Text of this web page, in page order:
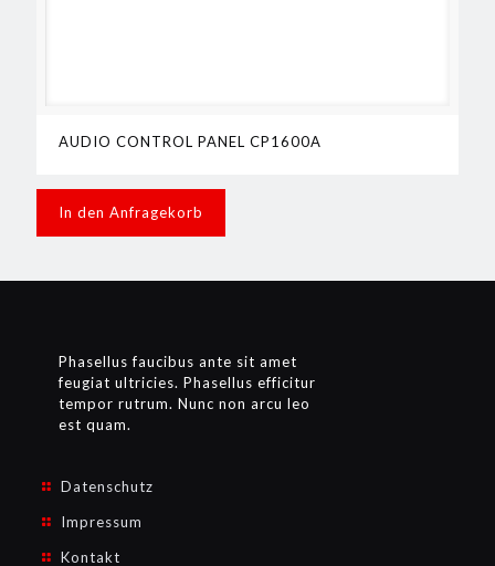
AUDIO CONTROL PANEL CP1600A
In den Anfragekorb
Phasellus faucibus ante sit amet
feugiat ultricies. Phasellus efficitur
tempor rutrum. Nunc non arcu leo
est quam.
Datenschutz
Impressum
Kontakt